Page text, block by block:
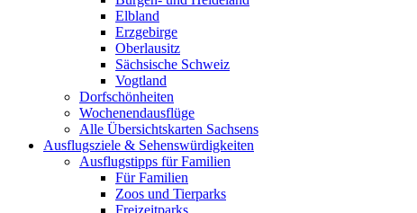
Elbland
Erzgebirge
Oberlausitz
Sächsische Schweiz
Vogtland
Dorfschönheiten
Wochenendausflüge
Alle Übersichtskarten Sachsens
Ausflugsziele & Sehenswürdigkeiten
Ausflugstipps für Familien
Für Familien
Zoos und Tierparks
Freizeitparks